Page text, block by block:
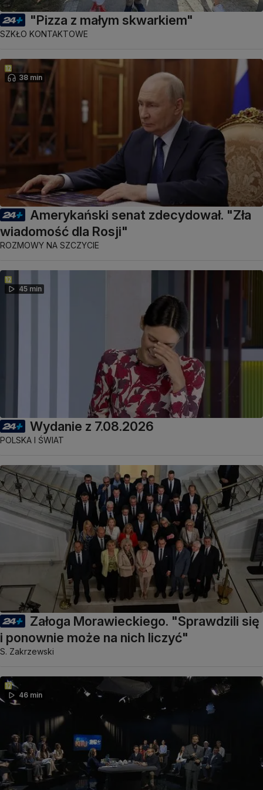
"Pizza z małym skwarkiem"
SZKŁO KONTAKTOWE
38 min
Amerykański senat zdecydował. "Zła
wiadomość dla Rosji"
ROZMOWY NA SZCZYCIE
45 min
Wydanie z 7.08.2026
POLSKA I ŚWIAT
Załoga Morawieckiego. "Sprawdzili się
i ponownie może na nich liczyć"
S. Zakrzewski
46 min